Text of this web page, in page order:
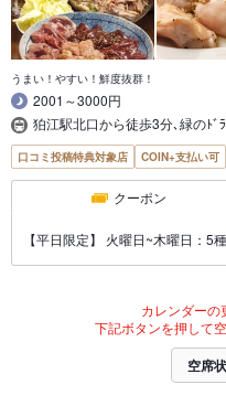
うまい！やすい！鮮度抜群！
2001～3000円
狛江駅北口から徒歩3分､緑のﾄﾞ
口コミ投稿特典対象店 COIN+支払い可
クーポン
【平日限定】 火曜日~木曜日：5
カレンダーの
下記ボタンを押して
空席